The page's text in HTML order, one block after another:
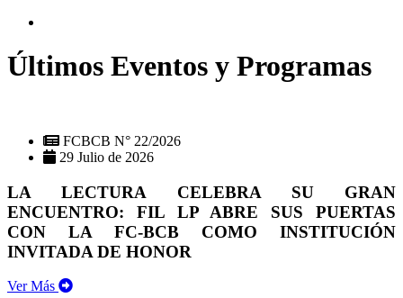
Últimos Eventos y Programas
FCBCB N° 22/2026
29 Julio de 2026
LA LECTURA CELEBRA SU GRAN
ENCUENTRO: FIL LP ABRE SUS PUERTAS
CON LA FC-BCB COMO INSTITUCIÓN
INVITADA DE HONOR
Ver Más